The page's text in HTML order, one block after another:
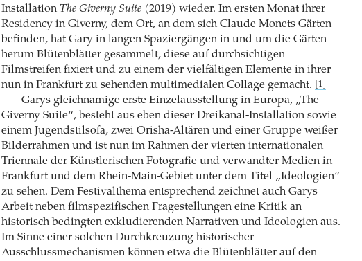
Installation The Giverny Suite(2019) wieder. Im ersten Monat ihrer
Residency in Giverny, dem Ort, an dem sich Claude Monets Gärten
befinden, hat Gary in langen Spaziergängen in und um die Gärten
herum Blütenblätter gesammelt, diese auf durchsichtigen
Filmstreifen fixiert und zu einem der vielfältigen Elemente in ihrer
nun in Frankfurt zu sehenden multimedialen Collage gemacht.
[1]
Garys gleichnamige erste Einzelausstellung in Europa, „The
Giverny Suite“, besteht aus eben dieser Dreikanal-Installation sowie
einem Jugendstilsofa, zwei Orisha-Altären und einer Gruppe weißer
Bilderrahmen und ist nun im Rahmen der vierten internationalen
Triennale der Künstlerischen Fotografie und verwandter Medien in
Frankfurt und dem Rhein-Main-Gebiet unter dem Titel „Ideologien“
zu sehen. Dem Festivalthema entsprechend zeichnet auch Garys
Arbeit neben filmspezifischen Fragestellungen eine Kritik an
historisch bedingten exkludierenden Narrativen und Ideologien aus.
Im Sinne einer solchen Durchkreuzung historischer
Ausschlussmechanismen können etwa die Blütenblätter auf den